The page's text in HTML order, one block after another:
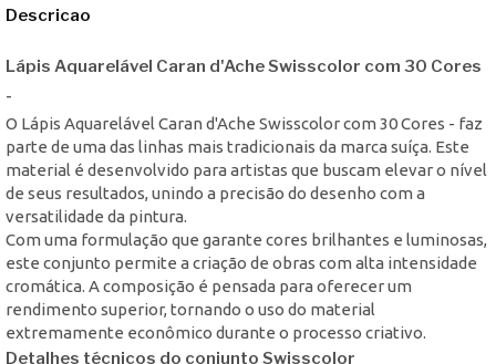
Descricao
Lápis Aquarelável Caran d'Ache Swisscolor com 30 Cores
-
O Lápis Aquarelável Caran d'Ache Swisscolor com 30 Cores - faz
parte de uma das linhas mais tradicionais da marca suíça. Este
material é desenvolvido para artistas que buscam elevar o nível
de seus resultados, unindo a precisão do desenho com a
versatilidade da pintura.
Com uma formulação que garante cores brilhantes e luminosas,
este conjunto permite a criação de obras com alta intensidade
cromática. A composição é pensada para oferecer um
rendimento superior, tornando o uso do material
extremamente econômico durante o processo criativo.
Detalhes técnicos do conjunto Swisscolor